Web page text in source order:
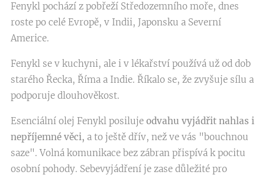
Fenykl pochází z pobřeží Středozemního moře, dnes
roste po celé Evropě, v Indii, Japonsku a Severní
Americe.
Fenykl se v kuchyni, ale i v lékařství používá už od dob
starého Řecka, Říma a Indie. Říkalo se, že zvyšuje sílu a
podporuje dlouhověkost.
Esenciální olej Fenykl posiluje odvahu vyjádřit nahlas i
nepříjemné věci, a to ještě dřív, než ve vás "bouchnou
saze". Volná komunikace bez zábran přispívá k pocitu
osobní pohody. Sebevyjádření je zase důležité pro